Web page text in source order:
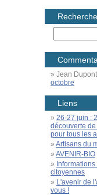
Recherche
Jean Dupont
octobre
Liens
26-27 juin :
découverte
pour tous les
Artisans du
AVENIR-BIO
citoyennes
L'avenir de
vous !